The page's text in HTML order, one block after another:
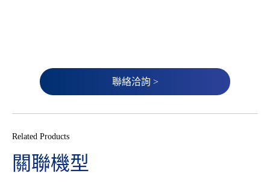
聯絡洽詢 >
Related Products
關聯機型